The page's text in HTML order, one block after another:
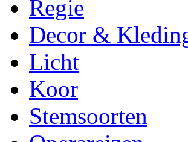
Regie
Decor &
Licht
Koor
Stemsoorten